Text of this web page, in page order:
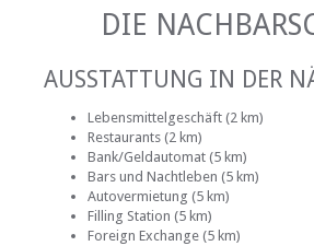
DIE
AUSSTATTUNG IN DER
Lebensmittelgeschäft (2 km)
Restaurants (2 km)
Bank/Geldautomat (5 km)
Bars und Nachtleben (5 km)
Autovermietung (5 km)
Filling Station (5 km)
Foreign Exchange (5 km)